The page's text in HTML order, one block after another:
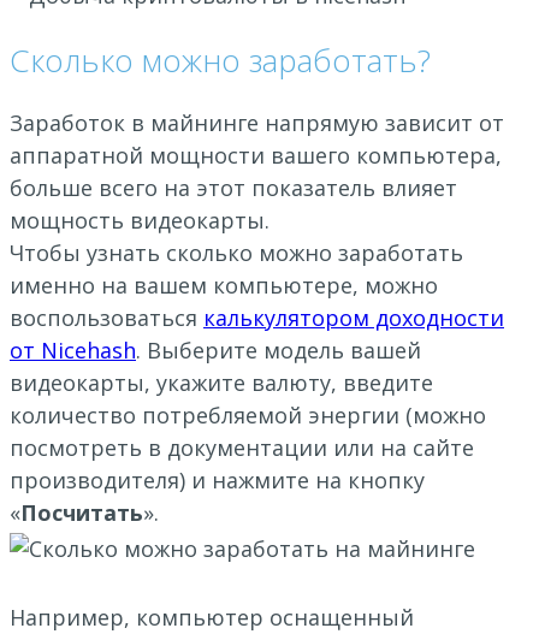
Сколько можно заработать?
Заработок в майнинге напрямую зависит от
аппаратной мощности вашего компьютера,
больше всего на этот показатель влияет
мощность видеокарты.
Чтобы узнать сколько можно заработать
именно на вашем компьютере, можно
воспользоваться калькулятором доходности
от Nicehash. Выберите модель вашей
видеокарты, укажите валюту, введите
количество потребляемой энергии (можно
посмотреть в документации или на сайте
производителя) и нажмите на кнопку
«Посчитать».
Например, компьютер оснащенный